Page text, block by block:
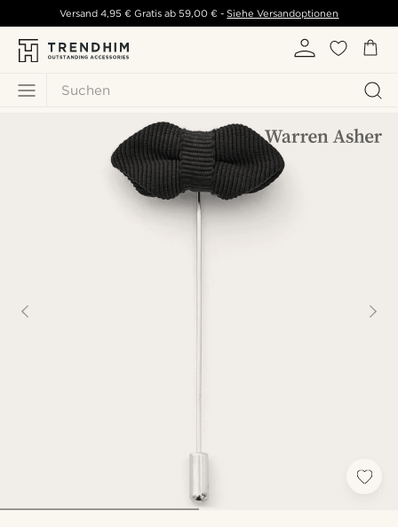
Suchen
Versand 4,95 € Gratis ab 59,00 € - Siehe Versandoptionen